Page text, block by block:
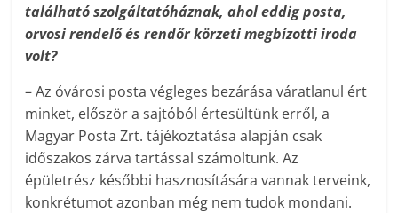
található szolgáltatóháznak, ahol eddig posta,
orvosi rendelő és rendőr körzeti megbízotti iroda
volt?
– Az óvárosi posta végleges bezárása váratlanul ért
minket, először a sajtóból értesültünk erről, a
Magyar Posta Zrt. tájékoztatása alapján csak
időszakos zárva tartással számoltunk. Az
épületrész későbbi hasznosítására vannak terveink,
konkrétumot azonban még nem tudok mondani.